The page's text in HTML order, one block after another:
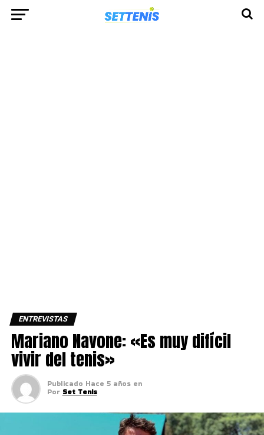
ENTREVISTAS
Mariano Navone: «Es muy difícil
vivir del tenis»
Publicado Hace 5 años en
Por Set Tenis